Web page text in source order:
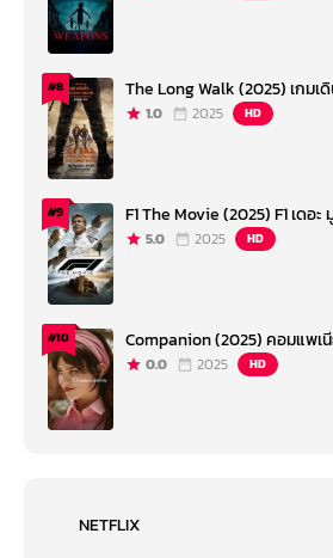
#8 The Long Walk (2025) เกมเ
1.0 2025 HD
#9 F1 The Movie (2025) F1 เดอ
5.0 2025 HD
#10 Companion (2025) คอมแพเ
0.0 2025 HD
NETFLIX